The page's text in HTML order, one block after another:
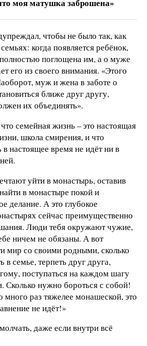
моя матушка заброшена»
чтобы не было так, как
когда появляется ребёнок,
поглощена им, а о муже
его из своего внимания. «Этого
муж и жена в заботе о
ближе друг другу,
их объединять».
семейная жизнь – это настоящая
школа смирения, и что
настоящее время не идёт ни в
уйти в монастырь, оставив
в монастыре покой и
делание. А это глубокое
сейчас преимущественно
Люди тебя окружают чужие,
ничем не обязаны. А вот
мир со своими родными, сколько
в семье, терпеть друг друга,
поступаться на каждом шагу
Сколько нужно бороться с собой!
раз тяжелее монашеской, это
не идёт!»
даже если внутри всё